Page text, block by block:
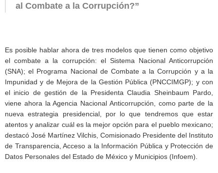
al Combate a la Corrupción?”
Es posible hablar ahora de tres modelos que tienen como objetivo
el combate a la corrupción: el Sistema Nacional Anticorrupción
(SNA); el Programa Nacional de Combate a la Corrupción y a la
Impunidad y de Mejora de la Gestión Pública (PNCCIMGP); y con
el inicio de gestión de la Presidenta Claudia Sheinbaum Pardo,
viene ahora la Agencia Nacional Anticorrupción, como parte de la
nueva estrategia presidencial, por lo que tendremos que estar
atentos y analizar cuál es la mejor opción para el pueblo mexicano;
destacó José Martínez Vilchis, Comisionado Presidente del Instituto
de Transparencia, Acceso a la Información Pública y Protección de
Datos Personales del Estado de México y Municipios (Infoem).